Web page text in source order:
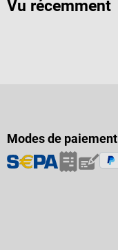
Vu récemment
Modes de paiement